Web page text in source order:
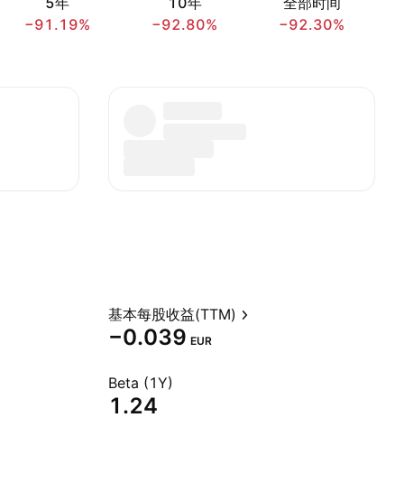
−91.19%
−92.80%
−92.30%
基本每股收益(TTM)
−0.039 EUR
Beta (1Y)
1.24